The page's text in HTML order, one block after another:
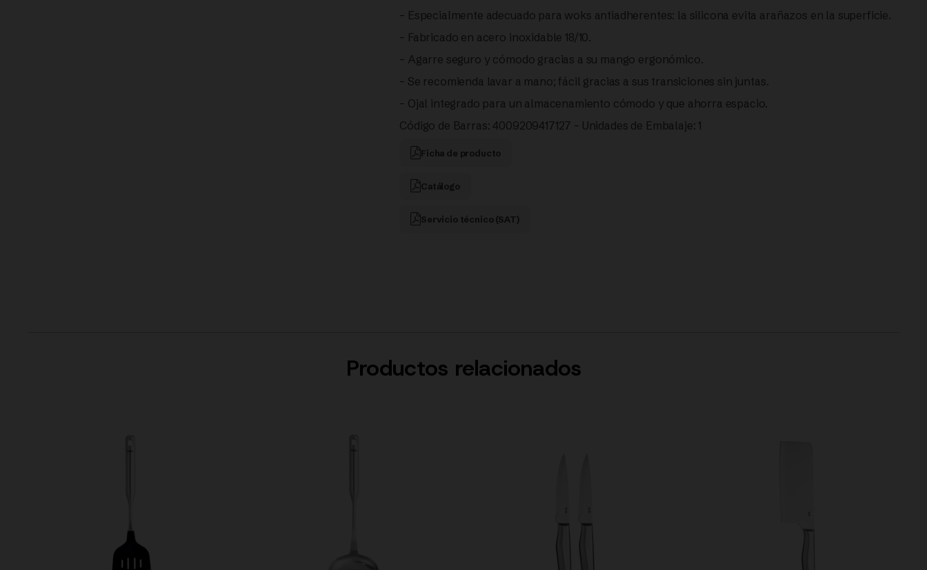
SILICONA
FISSLER
cantidad
– Especialmente adecuado para woks antiadherentes: la silicona evita arañazos en la superficie.
– Fabricado en acero inoxidable 18/10.
– Agarre seguro y cómodo gracias a su mango ergonómico.
– Se recomienda lavar a mano; fácil gracias a sus transiciones sin juntas.
– Ojal integrado para un almacenamiento cómodo y que ahorra espacio.
Código de Barras: 4009209417127 – Unidades de Embalaje: 1
Ficha de producto
Catálogo
Servicio técnico (SAT)
Productos relacionados